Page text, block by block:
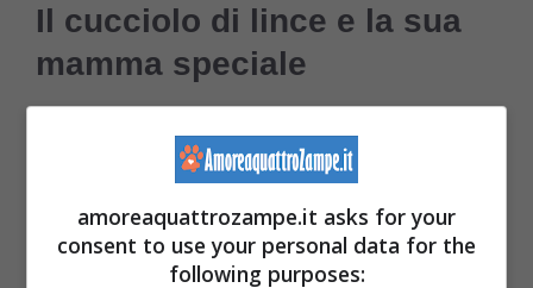
Il cucciolo di lince e la sua
mamma speciale
Dalla Russia arriva invece la vicenda di
cucciolo di lince che ha trovato una mamma
speciale. Infatti, un gatto domestico ha
adottato un cucciolo di lince allozoo di
amoreaquattrozampe.it asks for your
consent to use your personal data for the
following purposes: